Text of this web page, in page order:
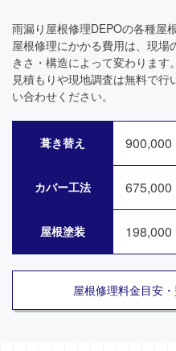
雨漏り屋根修理DEPOの各種屋
屋根修理にかかる費用は、現
きさ・構造によって変わります。
見積もりや現地調査は無料で
い合わせください。
葺き替え 900,000
カバー工法 675,000
屋根塗装 198,000
屋根修理料金目安